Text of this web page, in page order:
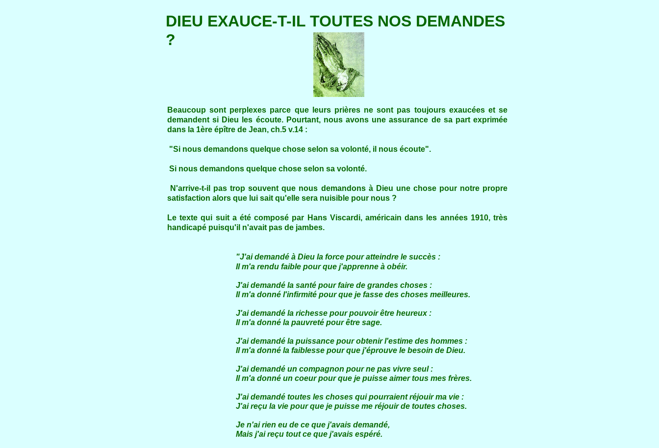
Beaucoup sont perplexes parce que leurs prières ne sont pas toujours exaucées et se
demandent si Dieu les écoute. Pourtant, nous avons une assurance de sa part exprimée
dans la 1ère épître de Jean, ch.5 v.14 :
"Si nous demandons quelque chose selon sa volonté, il nous écoute".
Si nous demandons quelque chose selon sa volonté.
N'arrive-t-il pas trop souvent que nous demandons à Dieu une chose pour notre propre
satisfaction alors que lui sait qu'elle sera nuisible pour nous ?
Le texte qui suit a été composé par Hans Viscardi, américain dans les années 1910, très
handicapé puisqu'il n'avait pas de jambes.
"J'ai demandé à Dieu la force pour atteindre le succès :
Il m'a rendu faible pour que j'apprenne à obéir.
J'ai demandé la santé pour faire de grandes choses :
Il m'a donné l'infirmité pour que je fasse des choses meilleures.
J'ai demandé la richesse pour pouvoir être heureux :
Il m'a donné la pauvreté pour être sage.
J'ai demandé la puissance pour obtenir l'estime des hommes :
Il m'a donné la faiblesse pour que j'éprouve le besoin de Dieu.
J'ai demandé un compagnon pour ne pas vivre seul :
Il m'a donné un coeur pour que je puisse aimer tous mes frères.
J'ai demandé toutes les choses qui pourraient réjouir ma vie :
J'ai reçu la vie pour que je puisse me réjouir de toutes choses.
Je n'ai rien eu de ce que j'avais demandé,
Mais j'ai reçu tout ce que j'avais espéré.
DIEU EXAUCE-T-IL TOUTES NOS DEMANDES
?